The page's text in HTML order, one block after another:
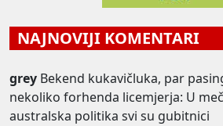
NAJNOVIJI KOMENTARI
grey Bekend kukavičluka, par
nekoliko forhenda licemjerja: U
australska politika svi su gubitnici